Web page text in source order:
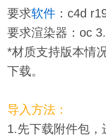
要求软件：c4d
要求渲染器：oc
*材质支持版本情
下载。
导入方法：
1.先下载附件包，